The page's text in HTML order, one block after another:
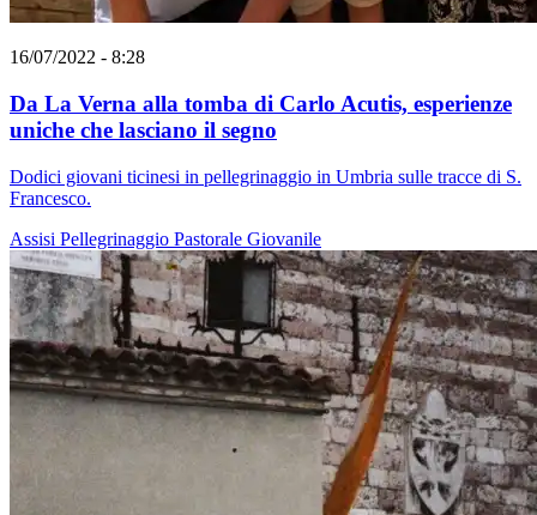
16/07/2022 - 8:28
Da La Verna alla tomba di Carlo Acutis, esperienze
uniche che lasciano il segno
Dodici giovani ticinesi in pellegrinaggio in Umbria sulle tracce di S.
Francesco.
Assisi Pellegrinaggio Pastorale Giovanile